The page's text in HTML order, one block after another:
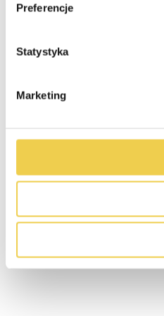
Preferencje
Statystyka
Marketing